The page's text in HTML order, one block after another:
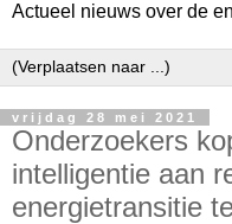
Actueel nieuws over de
vrijdag 28 mei 2021
Onderzoekers
intelligentie aan
energietransitie